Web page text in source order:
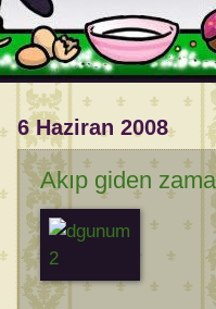
6 Haziran 2008
Akıp giden